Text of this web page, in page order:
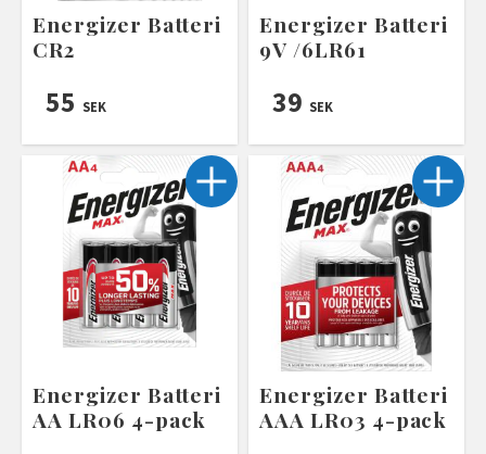
Energizer Batteri
CR2
55 SEK
Energizer Batteri
9V /6LR61
39 SEK
Energizer Batteri
AA LR06 4-pack
Energizer Batteri
AAA LR03 4-pack